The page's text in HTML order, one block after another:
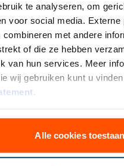
te analyseren, om
voor social media. Externe
combineren met andere
of die ze hebben
van hun services. Meer
wij gebruiken kunt u
.
Alle cookies toestaan
met Roken ORV
ORV
beleggingsfondsen
Pensioen Plan
B